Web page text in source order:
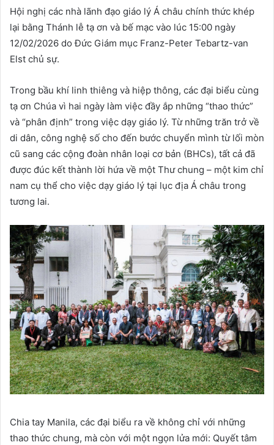
Hội nghị các nhà lãnh đạo giáo lý Á châu chính thức khép
lại bằng Thánh lễ tạ ơn và bế mạc vào lúc 15:00 ngày
12/02/2026 do Đức Giám mục Franz-Peter Tebartz-van
Elst chủ sự.
Trong bầu khí linh thiêng và hiệp thông, các đại biểu cùng
tạ ơn Chúa vì hai ngày làm việc đầy ắp những “thao thức”
và “phân định” trong việc dạy giáo lý. Từ những trăn trở về
di dân, công nghệ số cho đến bước chuyển mình từ lối mòn
cũ sang các cộng đoàn nhân loại cơ bản (BHCs), tất cả đã
được đúc kết thành lời hứa về một Thư chung – một kim chỉ
nam cụ thể cho việc dạy giáo lý tại lục địa Á châu trong
tương lai.
Chia tay Manila, các đại biểu ra về không chỉ với những
thao thức chung, mà còn với một ngọn lửa mới: Quyết tâm